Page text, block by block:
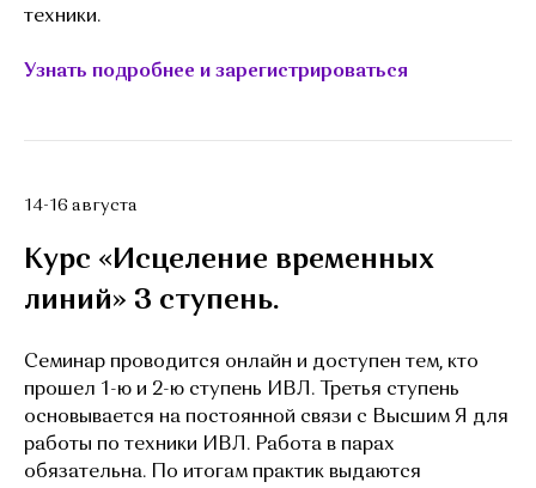
техники.
Узнать подробнее и зарегистрироваться
14-16 августа
Курс «Исцеление временных
линий» 3 ступень.
Семинар проводится онлайн и доступен тем, кто
прошел 1-ю и 2-ю ступень ИВЛ. Третья ступень
основывается на постоянной связи с Высшим Я для
работы по техники ИВЛ. Работа в парах
обязательна. По итогам практик выдаются